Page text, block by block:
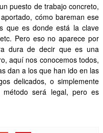
puesto de trabajo concreto,
cómo bareman ese
que es donde está la clave
Pero eso no aparece por
dura de decir que es una
aquí nos conocemos todos,
dan a los que han ido en las
delicados, o simplemente
será legal, pero es